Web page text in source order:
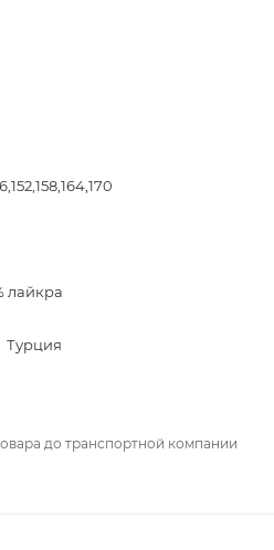
лайкра
Турция
до транспортной компании